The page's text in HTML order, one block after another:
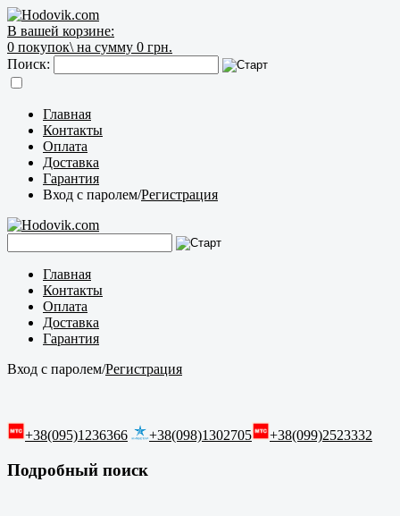
В вашей корзине:
0 покупок\ на сумму 0 грн.
Поиск:
Главная
Контакты
Оплата
Доставка
Гарантия
Вход с паролем/Регистрация
Главная
Контакты
Оплата
Доставка
Гарантия
Вход с паролем/Регистрация
+38(095)1236366 +38(098)1302705 +38(099)2523332
Подробный поиск